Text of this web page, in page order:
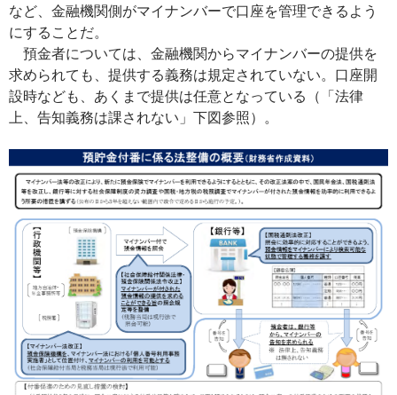
など、金融機関側がマイナンバーで口座を管理できるよう
にすることだ。
預金者については、金融機関からマイナンバーの提供を
求められても、提供する義務は規定されていない。口座開
設時なども、あくまで提供は任意となっている（「法律
上、告知義務は課されない」下図参照）。